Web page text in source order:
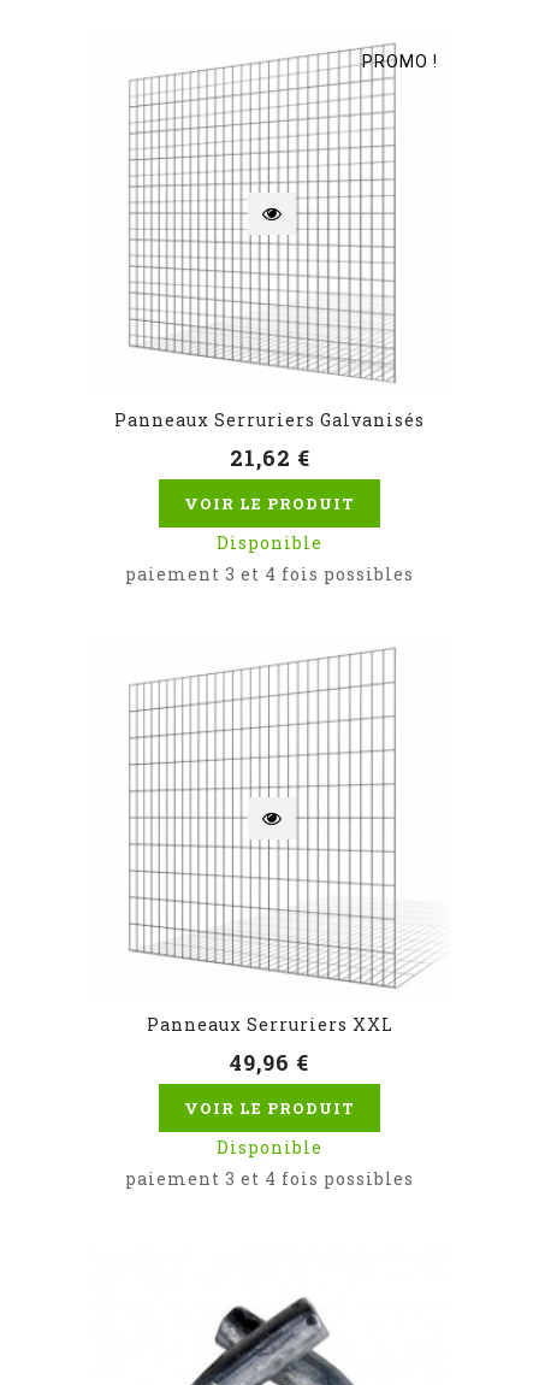
PROMO !
Panneaux Serruriers Galvanisés
21,62 €
VOIR LE PRODUIT
Disponible
paiement 3 et 4 fois possibles
Panneaux Serruriers XXL
49,96 €
VOIR LE PRODUIT
Disponible
paiement 3 et 4 fois possibles